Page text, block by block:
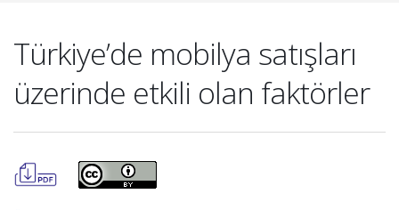
Türkiye’de mobilya satışları
üzerinde etkili olan faktörler